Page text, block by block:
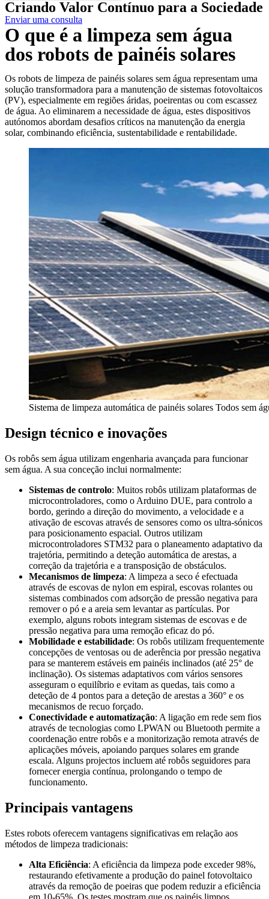
Criando Valor Contínuo para a Sociedade
Enviar uma consulta
O que é a limpeza sem água
dos robots de painéis solares
Os robots de limpeza de painéis solares sem água representam uma
solução transformadora para a manutenção de sistemas fotovoltaicos
(PV), especialmente em regiões áridas, poeirentas ou com escassez
de água. Ao eliminarem a necessidade de água, estes dispositivos
autónomos abordam desafios críticos na manutenção da energia
solar, combinando eficiência, sustentabilidade e rentabilidade.
Sistema de limpeza automática de painéis solares Todos sem
Design técnico e inovações
Os robôs sem água utilizam engenharia avançada para funcionar
sem água. A sua conceção inclui normalmente:
Sistemas de controlo: Muitos robôs utilizam plataformas de
microcontroladores, como o Arduino DUE, para controlo a
bordo, gerindo a direção do movimento, a velocidade e a
ativação de escovas através de sensores como os ultra-sónicos
para posicionamento espacial. Outros utilizam
microcontroladores STM32 para o planeamento adaptativo da
trajetória, permitindo a deteção automática de arestas, a
correção da trajetória e a transposição de obstáculos.
Mecanismos de limpeza: A limpeza a seco é efectuada
através de escovas de nylon em espiral, escovas rolantes ou
sistemas combinados com adsorção de pressão negativa para
remover o pó e a areia sem levantar as partículas. Por
exemplo, alguns robots integram sistemas de escovas e de
pressão negativa para uma remoção eficaz do pó.
Mobilidade e estabilidade: Os robôs utilizam frequentemente
concepções de ventosas ou de aderência por pressão negativa
para se manterem estáveis em painéis inclinados (até 25° de
inclinação). Os sistemas adaptativos com vários sensores
asseguram o equilíbrio e evitam as quedas, tais como a
deteção de 4 pontos para a deteção de arestas a 360° e os
mecanismos de recuo forçado.
Conectividade e automatização: A ligação em rede sem fios
através de tecnologias como LPWAN ou Bluetooth permite a
coordenação entre robôs e a monitorização remota através de
aplicações móveis, apoiando parques solares em grande
escala. Alguns projectos incluem até robôs seguidores para
fornecer energia contínua, prolongando o tempo de
funcionamento.
Principais vantagens
Estes robots oferecem vantagens significativas em relação aos
métodos de limpeza tradicionais:
Alta Eficiência: A eficiência da limpeza pode exceder 98%,
restaurando efetivamente a produção do painel fotovoltaico
através da remoção de poeiras que podem reduzir a eficiência
em 10-65%. Os testes mostram que os painéis limpos